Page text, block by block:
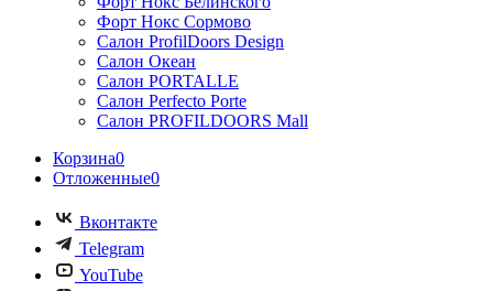
Форт Нокс Сормово
Салон ProfilDoors Design
Салон Океан
Салон PORTALLE
Салон Perfecto Portе
Салон PROFILDOORS Mall
Корзина0
Отложенные0
Вконтакте
Telegram
YouTube